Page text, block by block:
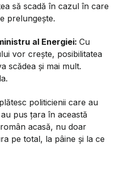
să scadă în cazul în care
prelungește.
al Energiei: Cu
vor crește, posibilitatea
scădea și mai mult.
politicienii care au
pus țara în această
acasă, nu doar
pe total, la pâine și la ce